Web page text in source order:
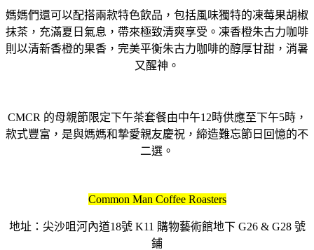
媽媽們還可以配搭兩款特色飲品，包括風味獨特的凍莓果胡椒
抹茶， 充滿夏日氣息，帶來極致清爽享受。凍香橙朱古力咖啡
則以清新香橙的果香，完美平衡朱古力咖啡的醇厚甘甜，消暑
又醒神。
CMCR 的母親節限定下午茶套餐由中午12時供應至下午5時，
款式豐富， 是與媽媽和摯愛親友慶祝，締造難忘節日回憶的不
二選。
Common Man Coffee Roasters
地址：尖沙咀河內道18號 K11 購物藝術館地下 G26 & G28 號
鋪